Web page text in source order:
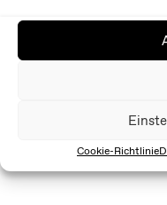
Cookie-Richtlinie